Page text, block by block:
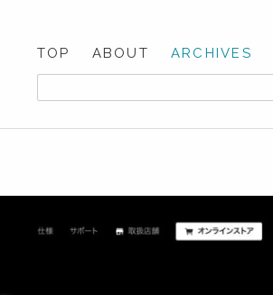
TOP ABOUT ARCHIVES